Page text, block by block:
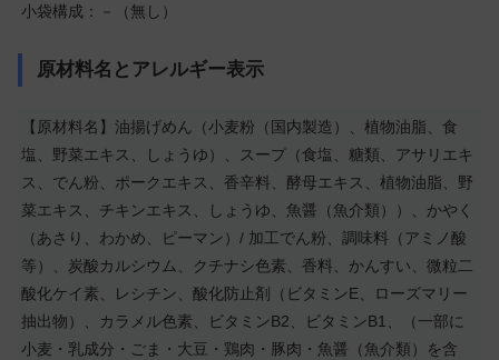
小袋構成：－（無し）
原材料名とアレルギー表示
【原材料名】油揚げめん（小麦粉（国内製造）、植物油脂、食
塩、野菜エキス、しょうゆ）、スープ（食塩、糖類、アサリエキ
ス、でん粉、ポークエキス、香辛料、酵母エキス、植物油脂、野
菜エキス、チキンエキス、しょうゆ、魚醤（魚介類））、かやく
（あさり、わかめ、ピーマン）/ 加工でん粉、調味料（アミノ酸
等）、炭酸カルシウム、クチナシ色素、香料、かんすい、微粒二
酸化ケイ素、レシチン、酸化防止剤（ビタミンE、ローズマリー
抽出物）、カラメル色素、ビタミンB2、ビタミンB1、（一部に
小麦・乳成分・ごま・大豆・鶏肉・豚肉・魚醤（魚介類）を含